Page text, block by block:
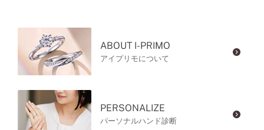
ABOUT I-PRIMO
アイプリモについて
PERSONALIZE
パーソナルハンド診断